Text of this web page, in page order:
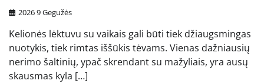
2026 9 Gegužės
Kelionės lėktuvu su vaikais gali būti tiek džiaugsmingas
nuotykis, tiek rimtas iššūkis tėvams. Vienas dažniausių
nerimo šaltinių, ypač skrendant su mažyliais, yra ausų
skausmas kyla […]